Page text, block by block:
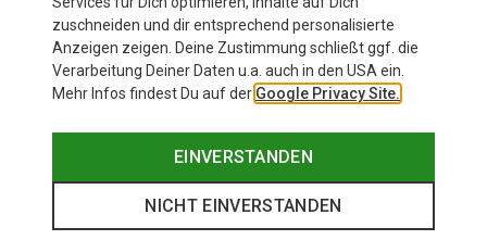
zuschneiden und dir entsprechend personalisierte
Anzeigen zeigen. Deine Zustimmung schließt ggf. die
Verarbeitung Deiner Daten u.a. auch in den USA ein.
Mehr Infos findest Du auf der Google Privacy Site.
EINVERSTANDEN
NICHT EINVERSTANDEN